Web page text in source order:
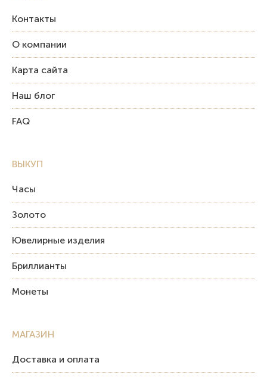
Контакты
О компании
Карта сайта
Наш блог
FAQ
ВЫКУП
Часы
Золото
Ювелирные изделия
Бриллианты
Монеты
МАГАЗИН
Доставка и оплата